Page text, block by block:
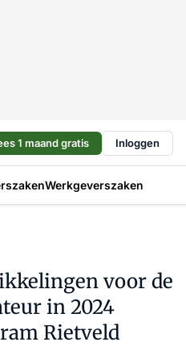
1 maand gratis Inloggen
Werkgeverszaken
voor de
in 2024
Rietveld